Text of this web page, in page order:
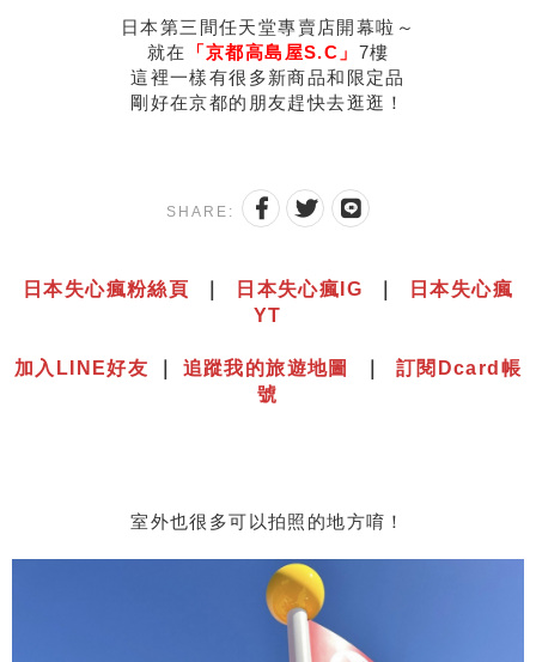
日本第三間任天堂專賣店開幕啦～
就在
「京都高島屋S.C」 7樓
這裡一樣有很多新商品和限定品
剛好在京都的朋友趕快去逛逛！
SHARE:
日本失心瘋粉絲頁 日本失心瘋IG
日本失心瘋
YT
加入LINE好友
追蹤我的旅遊地圖
訂閱Dcard帳
號
室外也很多可以拍照的地方唷！